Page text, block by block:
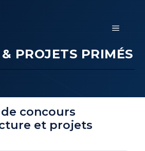
MENU
PROJETS PRIMÉS
concours
et projets